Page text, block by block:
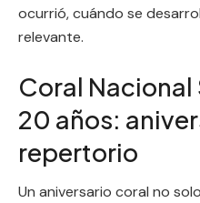
ocurrió, cuándo se
relevante.
Coral Nacional
20 años:
repertorio
Un aniversario coral no